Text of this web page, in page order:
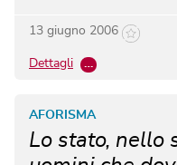
13 giugno 2006
Dettagli …
Lo stato, nello
AFORISMA